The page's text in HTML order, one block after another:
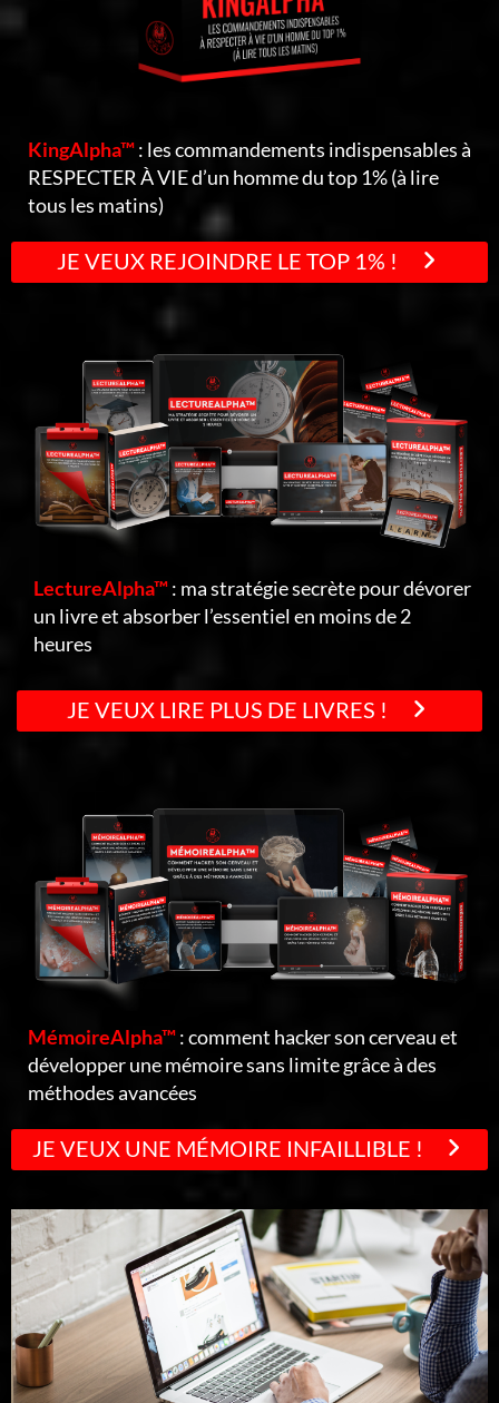
KingAlpha™: les commandements indispensables à
RESPECTER À VIE d’un homme du top 1% (à lire
tous les matins)
JE VEUX REJOINDRE LE TOP 1% !
LectureAlpha™: ma stratégie secrète pour dévorer
un livre et absorber l’essentiel en moins de 2
heures
JE VEUX LIRE PLUS DE LIVRES !
MémoireAlpha™: comment hacker son cerveau et
développer une mémoire sans limite grâce à des
méthodes avancées
JE VEUX UNE MÉMOIRE INFAILLIBLE !